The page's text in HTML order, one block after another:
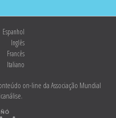
Espanhol
Inglês
Francês
Italiano
on-line da Associação Mundial